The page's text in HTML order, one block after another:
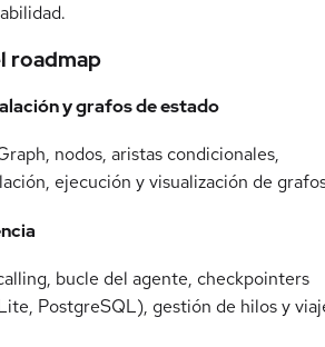
roadmap
y grafos de estado
nodos, aristas condicionales,
ejecución y visualización de
bucle del agente, checkpointers
PostgreSQL), gestión de hilos y